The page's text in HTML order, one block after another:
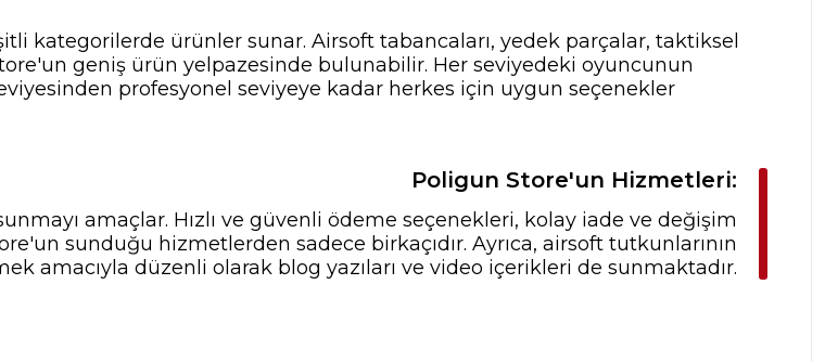
kategorilerde ürünler sunar. Airsoft tabancaları, yedek parçalar, taktiksel
geniş ürün yelpazesinde bulunabilir. Her seviyedeki oyuncunun
profesyonel seviyeye kadar herkes için uygun seçenekler
Poligun Store'un Hizmetleri:
amaçlar. Hızlı ve güvenli ödeme seçenekleri, kolay iade ve değişim
sunduğu hizmetlerden sadece birkaçıdır. Ayrıca, airsoft tutkunlarının
amacıyla düzenli olarak blog yazıları ve video içerikleri de sunmaktadır.